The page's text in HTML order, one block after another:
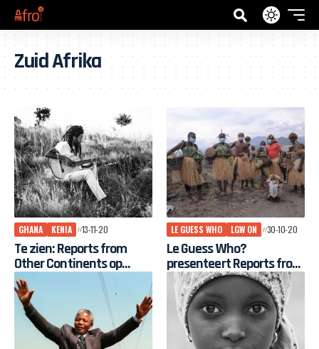
Zuid Afrika
GHANA KENIA 13-11-20
Te zien: Reports from
Other Continents op
gratis online tv-kanaal Le
Guess Who?
LE GUESS WHO LGW ON 30-10-20
Le Guess Who?
presenteert Reports from
Other Continents op
online tv-kanaal LGW ON